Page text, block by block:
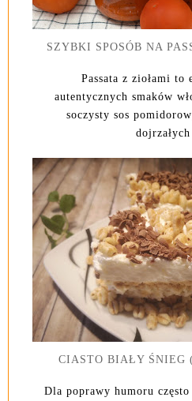
SZYBKI SPOSÓB NA
Passata z ziołami to
autentycznych smaków
soczysty sos
dojrzałych
CIASTO BIAŁY ŚNIEG
Dla poprawy humoru często